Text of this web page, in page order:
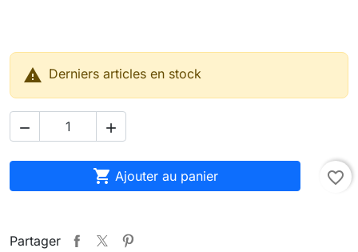
 Derniers articles en stock
 
 Ajouter au panier favorite_border
Partager